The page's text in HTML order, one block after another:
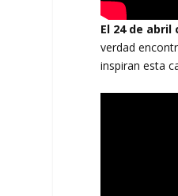
El 24 de
verdad
inspiran esta